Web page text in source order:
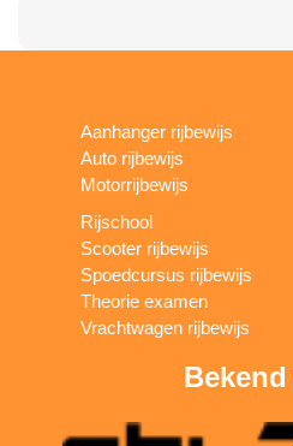
Aanhanger rijbewijs
Auto rijbewijs
Motorrijbewijs
Rijschool
Scooter rijbewijs
Spoedcursus rijbewijs
Theorie examen
Vrachtwagen rijbewijs